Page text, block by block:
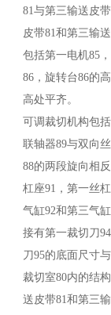
81与第三输送皮
皮带81和第三输
包括第一电机85
86，旋转台86的
高处平齐。
可调裁切机构包
联轴器89与双向
88的两段旋向相
杠座91，第一丝
气缸92和第三气
接有第一裁切刀
刀95的底面尺寸
裁切室80内的结
送皮带81和第三